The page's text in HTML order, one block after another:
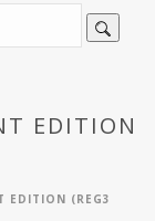
EDITION
EDITION (REG3